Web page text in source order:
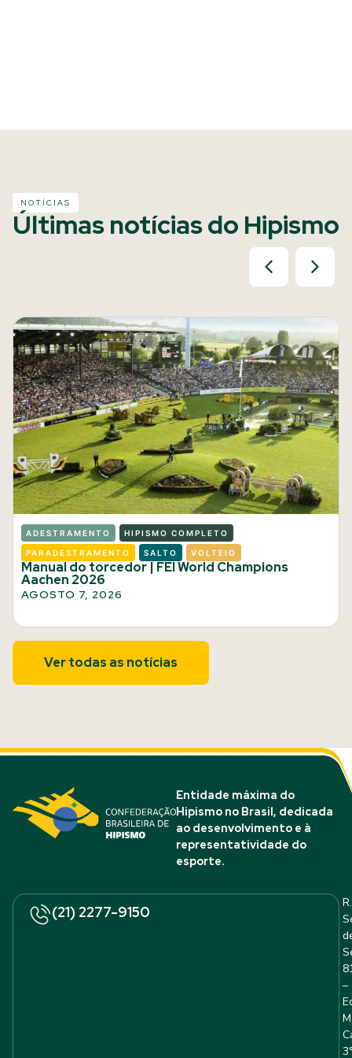
NOTÍCIAS
Últimas notícias do Hipismo
ADESTRAMENTO HIPISMO COMPLETO
PARADESTRAMENTO SALTO VOLTEIO
Manual do torcedor | FEI World Champions
Aachen 2026
AGOSTO 7, 2026
Ver todas as notícias
Entidade máxima do
Hipismo no Brasil, dedicada
ao desenvolvimento e à
representatividade do
esporte.
(21) 2277-9150
R.
–